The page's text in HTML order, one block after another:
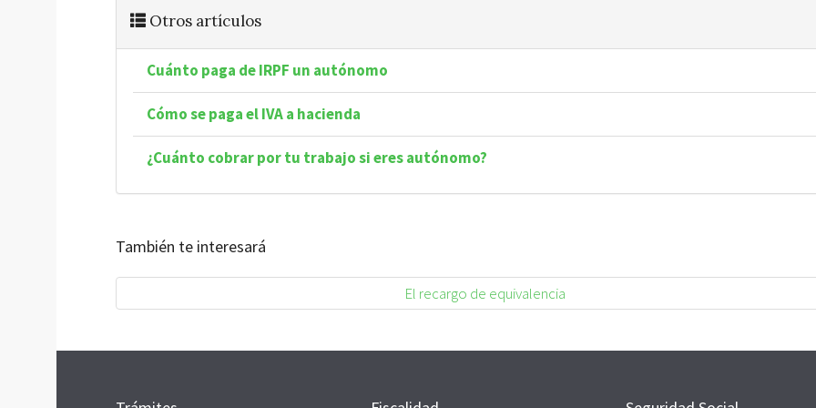
Otros artículos
Cuánto paga de IRPF un autónomo
Cómo se paga el IVA a hacienda
¿Cuánto cobrar por tu trabajo si eres autónomo?
También te interesará
El recargo de equivalencia